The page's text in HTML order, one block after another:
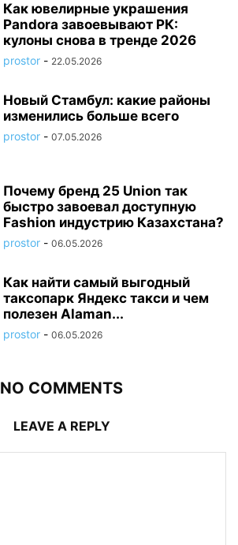
Как ювелирные украшения
Pandora завоевывают РК:
кулоны снова в тренде 2026
prostor - 22.05.2026
Новый Стамбул: какие районы
изменились больше всего
prostor - 07.05.2026
Почему бренд 25 Union так
быстро завоевал доступную
Fashion индустрию Казахстана?
prostor - 06.05.2026
Как найти самый выгодный
таксопарк Яндекс такси и чем
полезен Alaman...
prostor - 06.05.2026
NO COMMENTS
LEAVE A REPLY